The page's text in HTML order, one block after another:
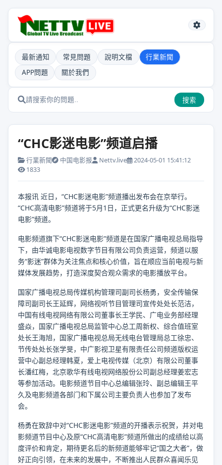
最新通知 常見問題 說明文檔
行業新聞
APP問題
關於我們
搜索
“CHC影迷电影”频道启播
行業新聞 中国电影报 Nettv.live
2024-05-01 15:41:12
1833
本报讯 近日，“CHC影迷电影”频道播出发布会在京举行。
“CHC高清电影”频道将于5月1日，正式更名升级为“CHC影迷
电影”频道。
电影频道旗下“CHC影迷电影”频道是在国家广播电视总局指导
下，由华诚电影电视数字节目有限公司负责运营，频道以服
务“影迷”群体为关注焦点和核心价值，旨在顺应当前电视与新
媒体发展趋势，打造深度契合观众需求的电影播放平台。
国家广播电视总局传媒机构管理司副司长杨勇，安全传输保
障司副司长王延辉，网络视听节目管理司宣传处处长范洁，
中国有线电视网络有限公司董事长王学民、广电业务部经理
盛焱，国家广播电视总局监管中心总工周新权、综合值班室
处长王海旭，国家广播电视总局无线电台管理局总工徐忠、
节传处处长张学旻，中广影视卫星有限责任公司频道版权运
营中心副总经理韩夏，爱上电视传媒（北京）有限公司董事
长潘红梅，北京歌华有线电视网络股份公司副总经理姜宏志
等参加活动。电影频道节目中心总编辑张玲、副总编辑王平
久及电影频道各部门和下属公司主要负责人也参加了发布
会。
杨勇在致辞中对“CHC影迷电影”频道的开播表示祝贺，并对电
影频道节目中心及原“CHC高清电影”频道所做出的成绩给以高
度评价和肯定，期待更名后的新频道能够牢记“国之大者”，做
好正向引领，在未来的发展中，不断推出人民群众喜闻乐见